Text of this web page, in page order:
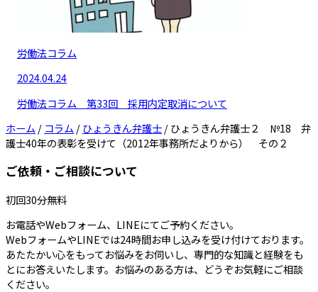
労働法コラム
2024.04.24
労働法コラム 第33回 採用内定取消について
ホーム / コラム /ひょうきん弁護士/ひょうきん弁護士２ №18 弁
護士40年の表彰を受けて（2012年事務所だよりから） その２
ご依頼・ご相談について
初回30分無料
お電話やWebフォーム、LINEにてご予約ください。
WebフォームやLINEでは24時間お申し込みを受け付けております。
あたたかい心をもってお悩みをお伺いし、専門的な知識と経験をも
とにお答えいたします。お悩みのある方は、どうぞお気軽にご相談
ください。